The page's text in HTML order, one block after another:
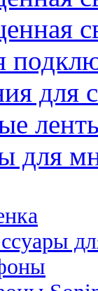
для
для